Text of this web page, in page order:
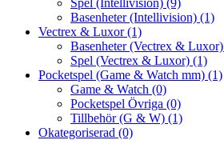
Spel (Intellivision) (9)
Basenheter (Intellivision) (1)
Vectrex & Luxor(1)
Basenheter (Vectrex & Luxor)
Spel (Vectrex & Luxor) (1)
Pocketspel (Game & Watch mm) (1)
Game & Watch (0)
Pocketspel Övriga (0)
Tillbehör (G & W) (1)
Okategoriserad (0)